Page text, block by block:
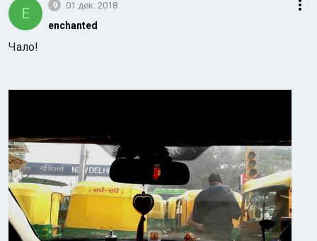
E 9 01 дек. 2018
enchanted
Чало!